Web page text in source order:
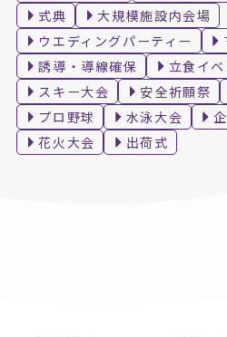
式典
大規模施設内会場
ウエディングパーティー
誘導・導線確保
立食イ
スキー大会
安全祈願祭
プロ野球
水泳大会
花火大会
出荷式